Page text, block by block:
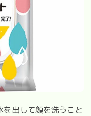
出して顔を洗うこと